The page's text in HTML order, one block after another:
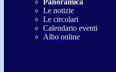
Panoramica
Le notizie
Le circolari
Calendario eventi
Albo online